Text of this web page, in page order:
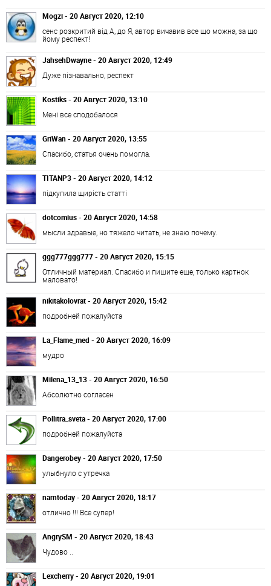
Mogzi - 20 Август 2020, 12:10
сенс розкритий від А, до Я, автор вичавив все що можна, за що
йому респект!
JahsehDwayne - 20 Август 2020, 12:49
Дуже пізнавально, респект
Kostiks - 20 Август 2020, 13:10
Мені все сподобалося
GriWan - 20 Август 2020, 13:55
Спасибо, статья очень помогла.
TITANP3 - 20 Август 2020, 14:12
підкупила щирість статті
dotcomius - 20 Август 2020, 14:58
мысли здравые, но тяжело читать, не знаю почему.
ggg777ggg777 - 20 Август 2020, 15:15
Отличный материал. Спасибо и пишите еще, только картнок
маловато!
nikitakolovrat - 20 Август 2020, 15:42
подробней пожалуйста
La_Flame_med - 20 Август 2020, 16:09
мудро
Milena_13_13 - 20 Август 2020, 16:50
Абсолютно согласен
Pollitra_sveta - 20 Август 2020, 17:00
подробней пожалуйста
Dangerobey - 20 Август 2020, 17:50
улыбнуло с утречка
narntoday - 20 Август 2020, 18:17
отлично !!! Все супер!
AngrySM - 20 Август 2020, 18:43
Чудово ..
Lexcherry - 20 Август 2020, 19:01